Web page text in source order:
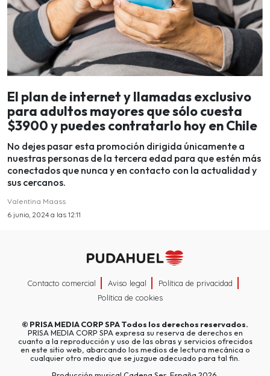
El plan de internet y llamadas exclusivo
para adultos mayores que sólo cuesta
$3900 y puedes contratarlo hoy en Chile
No dejes pasar esta promoción dirigida únicamente a
nuestras personas de la tercera edad para que estén más
conectados que nunca y en contacto con la actualidad y
sus cercanos.
Valentina Maass
6 junio, 2024 a las 12:11
Contacto comercial Aviso legal
Política de privacidad
Política de cookies
© PRISA MEDIA CORP SPATodos los derechos reservados.
PRISA MEDIA CORP SPA expresa su reserva de derechos en
cuanto a la reproducción y uso de las obras y servicios ofrecidos
en este sitio web, abarcando los medios de lectura mecánica o
cualquier otro medio que se juzgue adecuado para tal fin.